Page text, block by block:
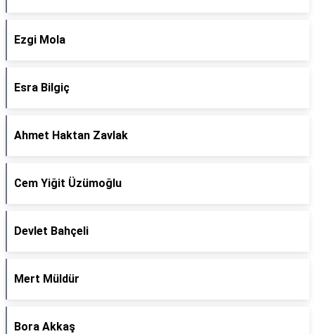
Ezgi Mola
Esra Bilgiç
Ahmet Haktan Zavlak
Cem Yiğit Üzümoğlu
Devlet Bahçeli
Mert Müldür
Bora Akkaş